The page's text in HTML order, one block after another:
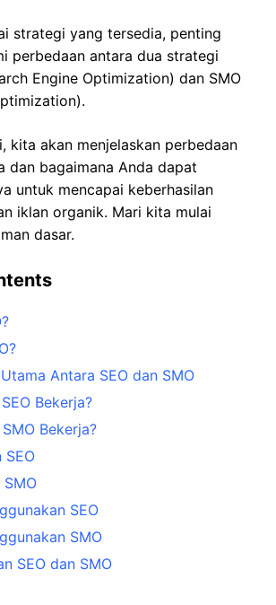
strategi yang tersedia, penting
perbedaan antara dua strategi
Engine Optimization) dan SMO
kita akan menjelaskan perbedaan
dan bagaimana Anda dapat
untuk mencapai keberhasilan
iklan organik. Mari kita mulai
dasar.
Antara SEO dan SMO
Bekerja?
Bekerja?
SEO
SMO
SEO
SMO
SEO dan SMO